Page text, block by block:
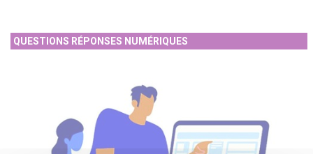
QUESTIONS RÉPONSES NUMÉRIQUES